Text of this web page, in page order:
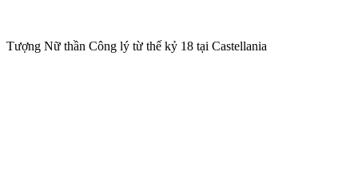
Tượng Nữ thần Công lý từ thế kỷ 18 tại Castellania